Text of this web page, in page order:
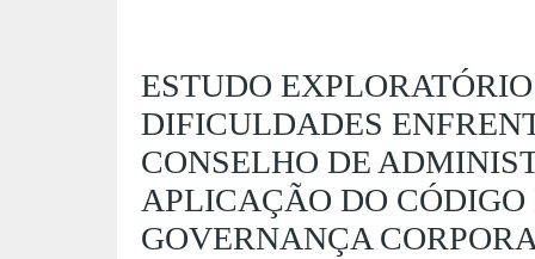
ESTUDO
DIFICULDADES
CONSELHO DE
APLICAÇÃO DO CÓDIGO
GOVERNANÇA